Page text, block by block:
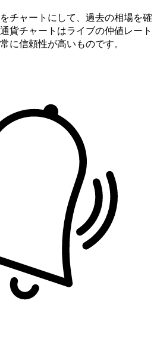
チャートにして、過去の相場を確
貨チャートはライブの仲値レート
に信頼性が高いものです。